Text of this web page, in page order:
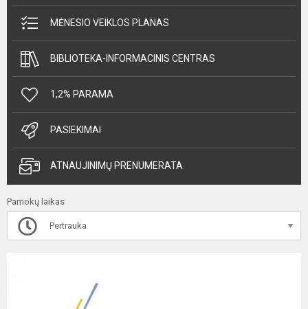
MĖNESIO VEIKLOS PLANAS
BIBLIOTEKA-INFORMACINIS CENTRAS
1,2% PARAMA
PASIEKIMAI
ATNAUJINIMŲ PRENUMERATA
Pamokų laikas
Pertrauka